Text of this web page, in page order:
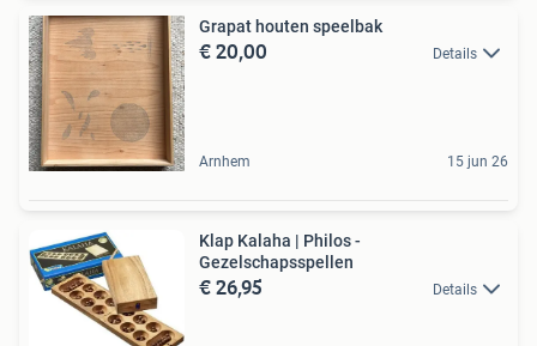
Grapat houten speelbak
€ 20,00 Details
Arnhem 15 jun 26
Klap Kalaha | Philos -
Gezelschapsspellen
€ 26,95 Details